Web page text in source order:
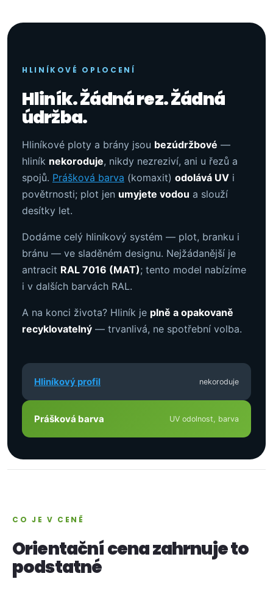
HLINÍKOVÉ OPLOCENÍ
Hliník. Žádná rez. Žádná
údržba.
Hliníkové ploty a brány jsou bezúdržbové —
hliník nekoroduje, nikdy nezreziví, ani u řezů a
spojů. Prášková barva (komaxit) odolává UV i
povětrnosti; plot jen umyjete vodou a slouží
desítky let.
Dodáme celý hliníkový systém — plot, branku i
bránu — ve sladěném designu. Nejžádanější je
antracit RAL 7016 (MAT); tento model nabízíme
i v dalších barvách RAL.
A na konci života? Hliník je plně a opakovaně
recyklovatelný — trvanlivá, ne spotřební volba.
Hliníkový profil nekoroduje
Prášková barva UV odolnost, barva
CO JE V CENĚ
Orientační cena zahrnuje to
podstatné